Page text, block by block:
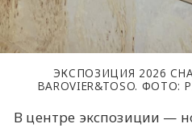
ЭКСПОЗИЦИЯ 2026
BAROVIER&TOSO. ФОТО:
В центре экспозиции —